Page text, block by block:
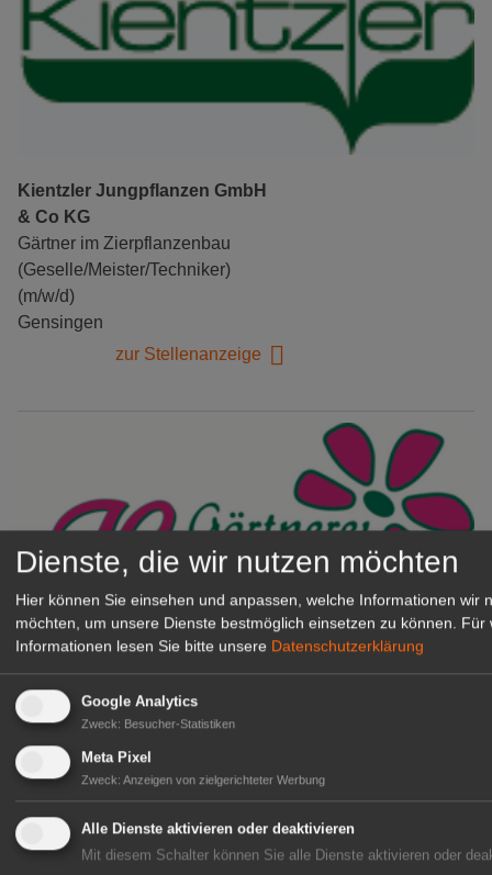
Kientzler Jungpflanzen GmbH
& Co KG
Gärtner im Zierpflanzenbau
(Geselle/Meister/Techniker)
(m/w/d)
Gensingen
zur Stellenanzeige
Gärtnerei Hanns
Logistikhalle
zur Stellenanzeige
GABOT Immobilienangebote
Dienste, die wir nutzen möchten
Hier können Sie einsehen und anpassen, welche Informationen wir
möchten, um unsere Dienste bestmöglich einsetzen zu können.
Für
Informationen lesen Sie bitte unsere Datenschutzerklärung
Google Analytics
Zweck: Besucher-Statistiken
Meta Pixel
Zweck: Anzeigen von zielgerichteter Werbung
Alle Dienste aktivieren oder deaktivieren
Mit diesem Schalter können Sie alle Dienste aktivieren oder